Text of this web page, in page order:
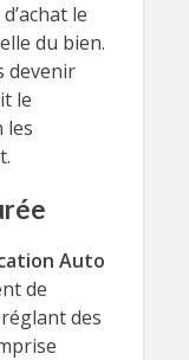
le
du bien.
devenir
le
les
Auto
de
des